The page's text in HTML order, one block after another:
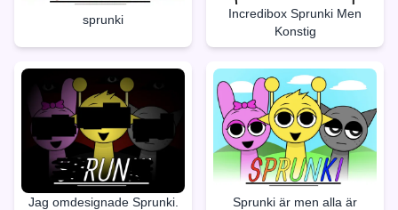
sprunki
Incredibox Sprunki Men
Konstig
Jag omdesignade Sprunki.
Sprunki är men alla är